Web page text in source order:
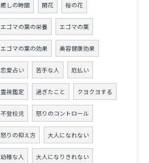
癒しの時間 開花 桜の花
エゴマの葉の栄養 エゴマの葉
エゴマの葉の効果 美容健康効果
恋愛占い 苦手な人 厄払い
霊視鑑定 過ぎたこと クヨクヨする
不登校児 怒りのコントロール
怒りの抑え方 大人になれない
幼稚な人 大人になりきれない